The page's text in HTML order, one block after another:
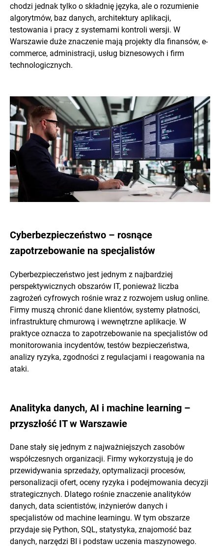
chodzi jednak tylko o składnię języka, ale o rozumienie
algorytmów, baz danych, architektury aplikacji,
testowania i pracy z systemami kontroli wersji. W
Warszawie duże znaczenie mają projekty dla finansów, e-
commerce, administracji, usług biznesowych i firm
technologicznych.
Cyberbezpieczeństwo – rosnące
zapotrzebowanie na specjalistów
Cyberbezpieczeństwo jest jednym z najbardziej
perspektywicznych obszarów IT, ponieważ liczba
zagrożeń cyfrowych rośnie wraz z rozwojem usług online.
Firmy muszą chronić dane klientów, systemy płatności,
infrastrukturę chmurową i wewnętrzne aplikacje. W
praktyce oznacza to zapotrzebowanie na specjalistów od
monitorowania incydentów, testów bezpieczeństwa,
analizy ryzyka, zgodności z regulacjami i reagowania na
ataki.
Analityka danych, AI i machine learning –
przyszłość IT w Warszawie
Dane stały się jednym z najważniejszych zasobów
współczesnych organizacji. Firmy wykorzystują je do
przewidywania sprzedaży, optymalizacji procesów,
personalizacji ofert, oceny ryzyka i podejmowania decyzji
strategicznych. Dlatego rośnie znaczenie analityków
danych, data scientistów, inżynierów danych i
specjalistów od machine learningu. W tym obszarze
przydaje się Python, SQL, statystyka, znajomość baz
danych, narzędzi BI i podstaw uczenia maszynowego.